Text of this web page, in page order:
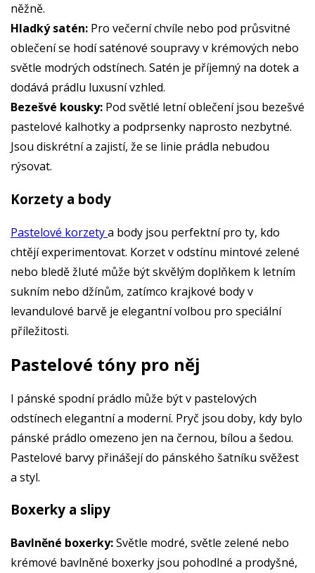
něžně.
Hladký satén: Pro večerní chvíle nebo pod průsvitné
oblečení se hodí saténové soupravy v krémových nebo
světle modrých odstínech. Satén je příjemný na dotek a
dodává prádlu luxusní vzhled.
Bezešvé kousky: Pod světlé letní oblečení jsou bezešvé
pastelové kalhotky a podprsenky naprosto nezbytné.
Jsou diskrétní a zajistí, že se linie prádla nebudou
rýsovat.
Korzety a body
Pastelové korzetya body jsou perfektní pro ty, kdo
chtějí experimentovat. Korzet v odstínu mintové zelené
nebo bledě žluté může být skvělým doplňkem k letním
sukním nebo džínům, zatímco krajkové body v
levandulové barvě je elegantní volbou pro speciální
příležitosti.
Pastelové tóny pro něj
I pánské spodní prádlo může být v pastelových
odstínech elegantní a moderní. Pryč jsou doby, kdy bylo
pánské prádlo omezeno jen na černou, bílou a šedou.
Pastelové barvy přinášejí do pánského šatníku svěžest
a styl.
Boxerky a slipy
Bavlněné boxerky:Světle modré, světle zelené nebo
krémové bavlněné boxerky jsou pohodlné a prodyšné,